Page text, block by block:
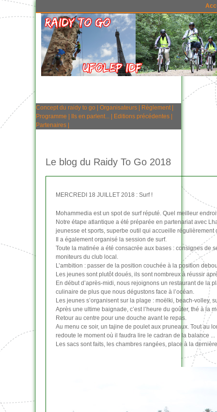
Concept du raidy to go Organisateurs Règlement|
Programme
Ils en parlent... Editions précédentes
Partenaires
Le blog du Raidy To Go 2018
MERCREDI 18 JUILLET 2018 : Surf !
Mohammedia est un spot de surf réputé. Quel meilleur
Notre étape atlantique a été préparée en partenariat avec
jeunesse et sports, superbe outil qui accueille
Il a également organisé la session de surf.
Toute la matinée a été consacrée aux bases : consignes de
moniteurs du club local.
L’ambition : passer de la position couchée à la position
Les jeunes sont plutôt doués, ils sont nombreux à réussir
En début d’après-midi, nous rejoignons un restaurant de la
culinaire de plus que nous dégustons face à l’océan.
Les jeunes s’organisent sur la plage : moëlki, beach-volley,
Après une ultime baignade, c’est l’heure du goûter, thé à la
Retour au centre pour une douche avant le repas.
Au menu ce soir, un tajine de poulet aux pruneaux. Tout au
redoute le moment où il faudra lire le cadran de la balance ...
Les sacs sont faits, les chambres rangées, place à la